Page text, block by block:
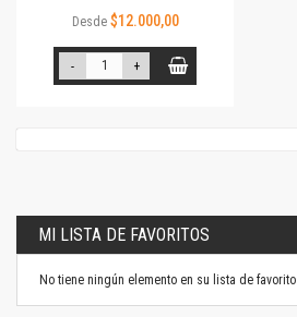
Desde $12.000,00
- +
MI LISTA DE FAVORITOS
No tiene ningún elemento en su lista de